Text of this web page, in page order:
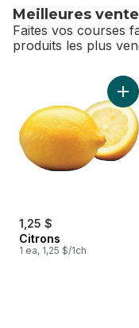
Meilleures
Faites vos courses
produits les plus
sauter Meilleures
1,25 $
Citrons
1 ea, 1,25 $/1ch